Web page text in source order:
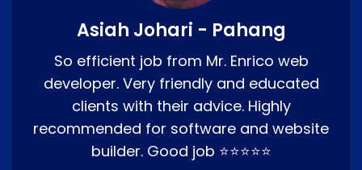
Asiah Johari - Pahang
So efficient job from Mr. Enrico web
developer. Very friendly and educated
clients with their advice. Highly
recommended for software and website
builder. Good job ⭐⭐⭐⭐⭐